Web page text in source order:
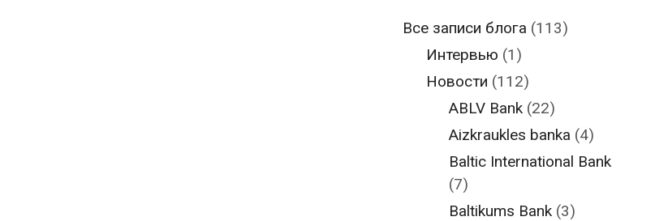
Все записи блога (113)
Интервью (1)
Новости (112)
ABLV Bank (22)
Aizkraukles banka (4)
Baltic International Bank
(7)
Baltikums Bank (3)